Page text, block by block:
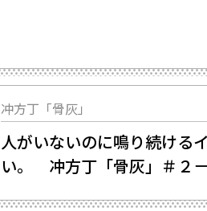
冲方丁「骨灰」
人がいないのに鳴り続ける
い。 冲方丁「骨灰」＃２